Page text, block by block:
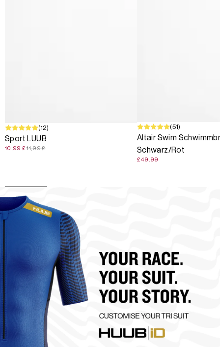
SALE (12)
Sport LUUB
10,99 £ 11,99 £
(51)
Altair Swim
Schwarz/Rot
£49.99